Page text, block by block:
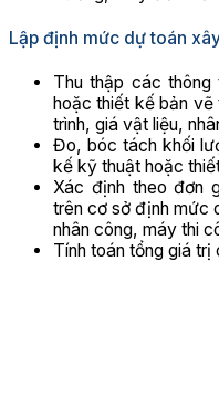
Lập định mức dự toán
Thu thập các
hoặc thiết kế bản
trình, giá vật liệu,
Đo, bóc tách khối
kế kỹ thuật hoặc
Xác định theo đơn
trên cơ sở định mức
nhân công, máy thi
Tính toán tổng giá trị